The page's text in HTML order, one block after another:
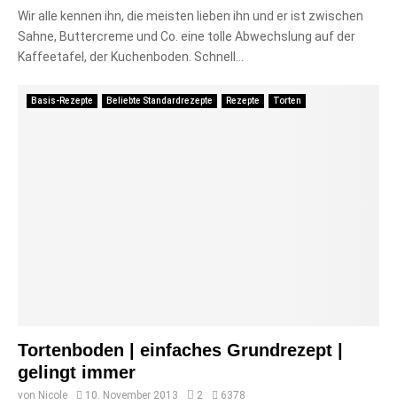
Wir alle kennen ihn, die meisten lieben ihn und er ist zwischen
Sahne, Buttercreme und Co. eine tolle Abwechslung auf der
Kaffeetafel, der Kuchenboden. Schnell...
Basis-Rezepte Beliebte Standardrezepte Rezepte Torten
Tortenboden | einfaches Grundrezept |
gelingt immer
von Nicole 10. November 2013 2 6378